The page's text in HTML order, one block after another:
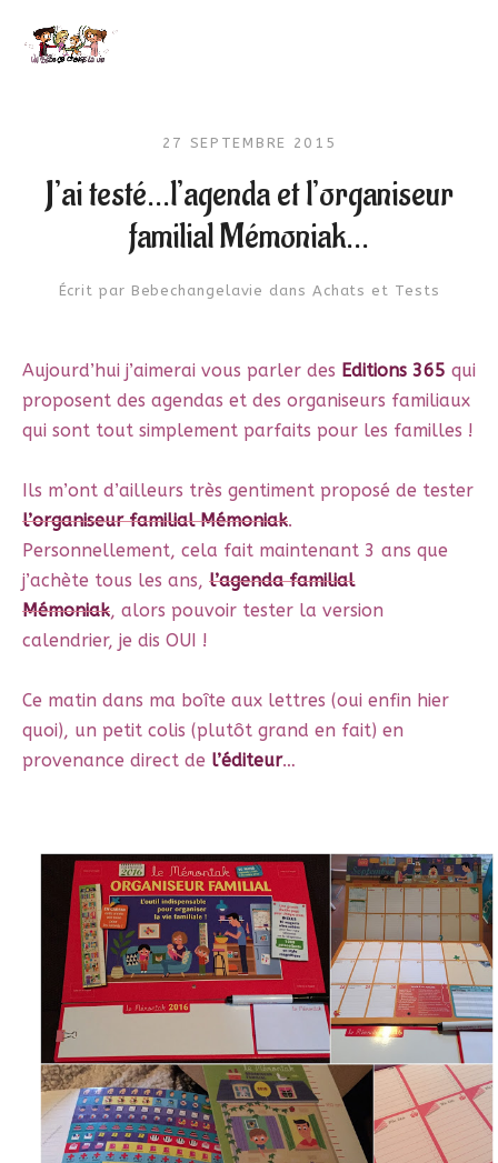
27 SEPTEMBRE 2015
J’ai testé…l’agenda et l’organiseur
familial Mémoniak…
Écrit par Bebechangelavie dans Achats et Tests
Aujourd’hui j’aimerai vous parler des Editions 365 qui
proposent des agendas et des organiseurs familiaux
qui sont tout simplement parfaits pour les familles !
Ils m’ont d’ailleurs très gentiment proposé de tester
l’organiseur familial Mémoniak.
Personnellement, cela fait maintenant 3 ans que
j’achète tous les ans, l’agenda familial
Mémoniak, alors pouvoir tester la version
calendrier, je dis OUI !
Ce matin dans ma boîte aux lettres (oui enfin hier
quoi), un petit colis (plutôt grand en fait) en
provenance direct de l’éditeur…